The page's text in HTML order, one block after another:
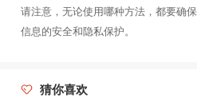
请注意，无论使用哪种方法，都要确
信息的安全和隐私保护。
猜你喜欢